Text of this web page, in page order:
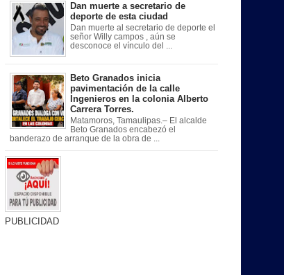
Dan muerte a secretario de
deporte de esta ciudad
Dan muerte al secretario de deporte el
señor Willy campos , aún se
desconoce el vínculo del ...
Beto Granados inicia
pavimentación de la calle
Ingenieros en la colonia Alberto
Carrera Torres.
Matamoros, Tamaulipas.– El alcalde
Beto Granados encabezó el
banderazo de arranque de la obra de ...
PUBLICIDAD